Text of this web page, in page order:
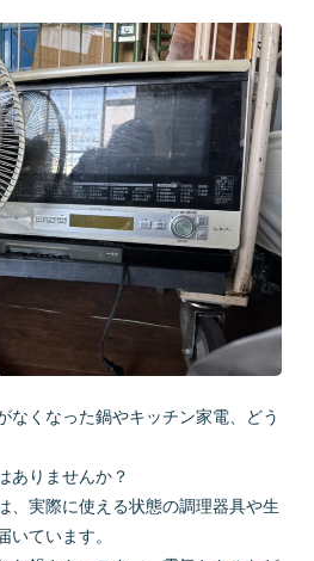
活動報告
会社概要
お問い合わせ
なくなった鍋やキッチン家電、どう
ありませんか？
、実際に使える状態の調理器具や生
いています。